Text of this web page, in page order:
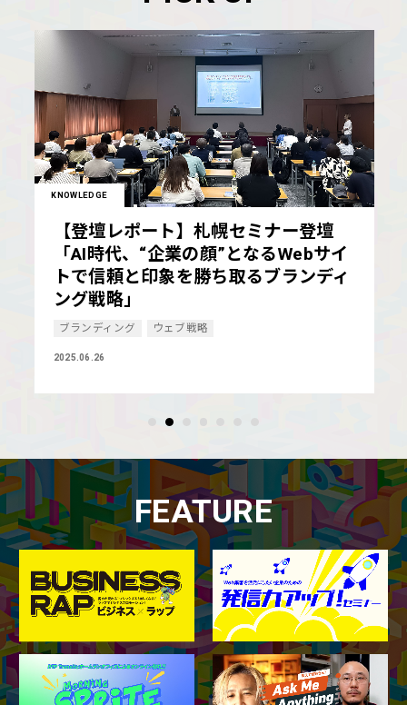
KNOWLEDGE
【登壇レポート】札幌セミナー登壇
「AI時代、“企業の顔”となるWebサイ
トで信頼と印象を勝ち取るブランディ
ング戦略」
ブランディング ウェブ戦略
2025.06.26
FEATURE